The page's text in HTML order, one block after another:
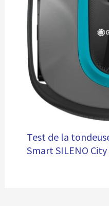
Test de la
Smart SILENO City